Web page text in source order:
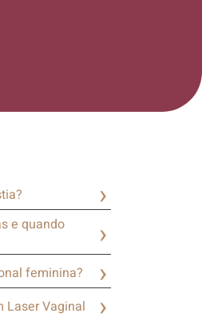
e quando
feminina?
Laser Vaginal